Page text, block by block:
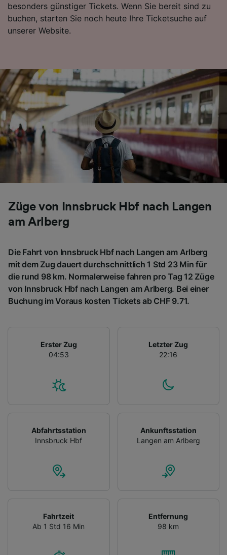
besonders günstiger Tickets. Wenn Sie bereit sind zu
buchen, starten Sie noch heute Ihre Ticketsuche auf
unserer Website.
Züge von Innsbruck Hbf nach Langen
am Arlberg
Die Fahrt von Innsbruck Hbf nach Langen am Arlberg
mit dem Zug dauert durchschnittlich 1 Std 23 Min für
die rund 98 km. Normalerweise fahren pro Tag 12 Züge
von Innsbruck Hbf nach Langen am Arlberg. Bei einer
Buchung im Voraus kosten Tickets ab CHF 9.71.
Erster Zug
04:53
Letzter Zug
22:16
Abfahrtsstation
Innsbruck Hbf
Ankunftsstation
Langen am Arlberg
Fahrtzeit
Ab 1 Std 16 Min
Entfernung
98 km
Folgendes bereitzustellen:
Verwendung genauer Standortdaten.
Endgeräteeigenschaften zur Identifikation
von Werbeleistung und der Performance von
Inhalten, Zielgruppenforschung sowie
Entwicklung und Verbesserung von
Angeboten.
Liste der Partner (Lieferanten)